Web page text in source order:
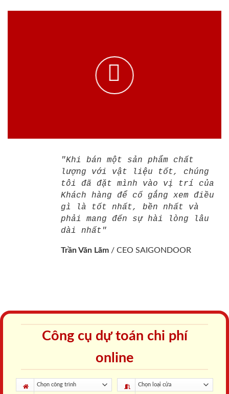
"Khi bán một sản phẩm chất
lượng với vật liệu tốt, chúng
tôi đã đặt mình vào vị trí của
Khách hàng để cố gắng xem điều
gì là tốt nhất, bền nhất và
phải mang đến sự hài lòng lâu
dài nhất"
Trần Văn Lãm / CEO SAIGONDOOR
Công cụ dự toán chi phí
online